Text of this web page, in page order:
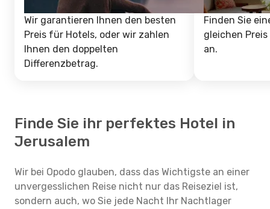
Wir garantieren Ihnen den besten
Preis für Hotels, oder wir zahlen
Ihnen den doppelten
Differenzbetrag.
Finden Sie
gleichen
an.
Finde Sie ihr perfektes Hotel in
Jerusalem
Wir bei Opodo glauben, dass das Wichtigste an einer
unvergesslichen Reise nicht nur das Reiseziel ist,
sondern auch, wo Sie jede Nacht Ihr Nachtlager